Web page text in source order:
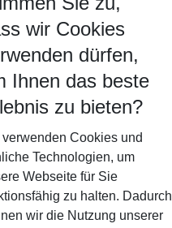
Hotelbeschreibung
wir Cookies
dürfen,
Ihnen das beste
zu bieten?
verwenden Cookies und
Technologien, um
Webseite für Sie
zu halten. Dadurch
wir die Nutzung unserer